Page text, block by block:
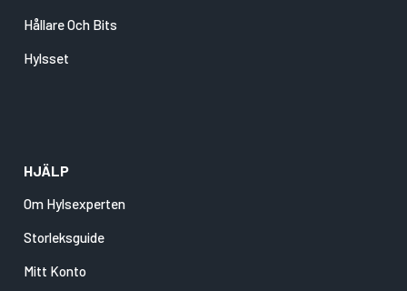
Hållare Och Bits
Hylsset
HJÄLP
Om Hylsexperten
Storleksguide
Mitt Konto